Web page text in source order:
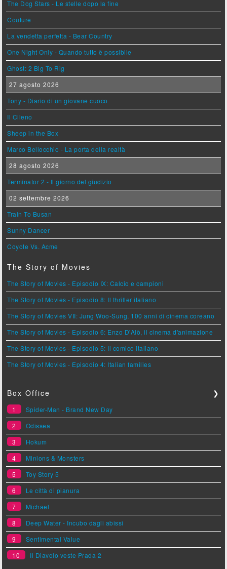
The Dog Stars - Le stelle dopo la fine
Couture
La vendetta perfetta - Bear Country
One Night Only - Quando tutto è possibile
Ghost: 2 Big To Rig
27 agosto 2026
Tony - Diario di un giovane cuoco
Il Cileno
Sheep in the Box
Marco Bellocchio - La porta della realtà
28 agosto 2026
Terminator 2 - Il giorno del giudizio
02 settembre 2026
Train To Busan
Sunny Dancer
Coyote Vs. Acme
The Story of Movies
The Story of Movies - Episodio IX: Calcio e campioni
The Story of Movies - Episodio 8: Il thriller italiano
The Story of Movies VII: Jung Woo-Sung, 100 anni di cinema coreano
The Story of Movies - Episodio 6: Enzo D'Alò, il cinema d'animazione
The Story of Movies - Episodio 5: Il comico italiano
The Story of Movies - Episodio 4: Italian families
Box Office ❯
1
Spider-Man - Brand New Day
2
Odissea
3
Hokum
4
Minions & Monsters
5
Toy Story 5
6
Le città di pianura
7
Michael
8
Deep Water - Incubo dagli abissi
9
Sentimental Value
10
Il Diavolo veste Prada 2